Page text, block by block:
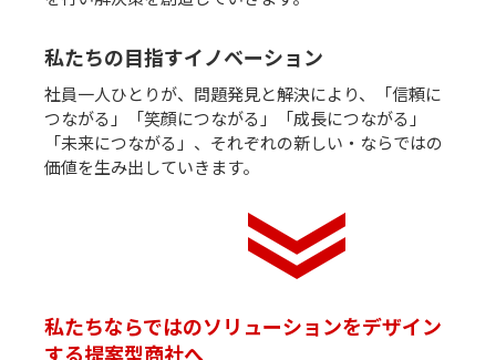
私たちの目指すイノベーション
社員一人ひとりが、問題発見と解決により、「信頼に
つながる」「笑顔につながる」「成長につながる」
「未来につながる」、それぞれの新しい・ならではの
価値を生み出していきます。
私たちならではのソリューションをデザイン
する提案型商社へ